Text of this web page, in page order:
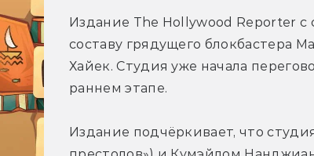
Издание The Hollywood Reporter с
составу грядущего блокбастера
Хайек. Студия уже начала
раннем этапе.
Издание подчёркивает, что